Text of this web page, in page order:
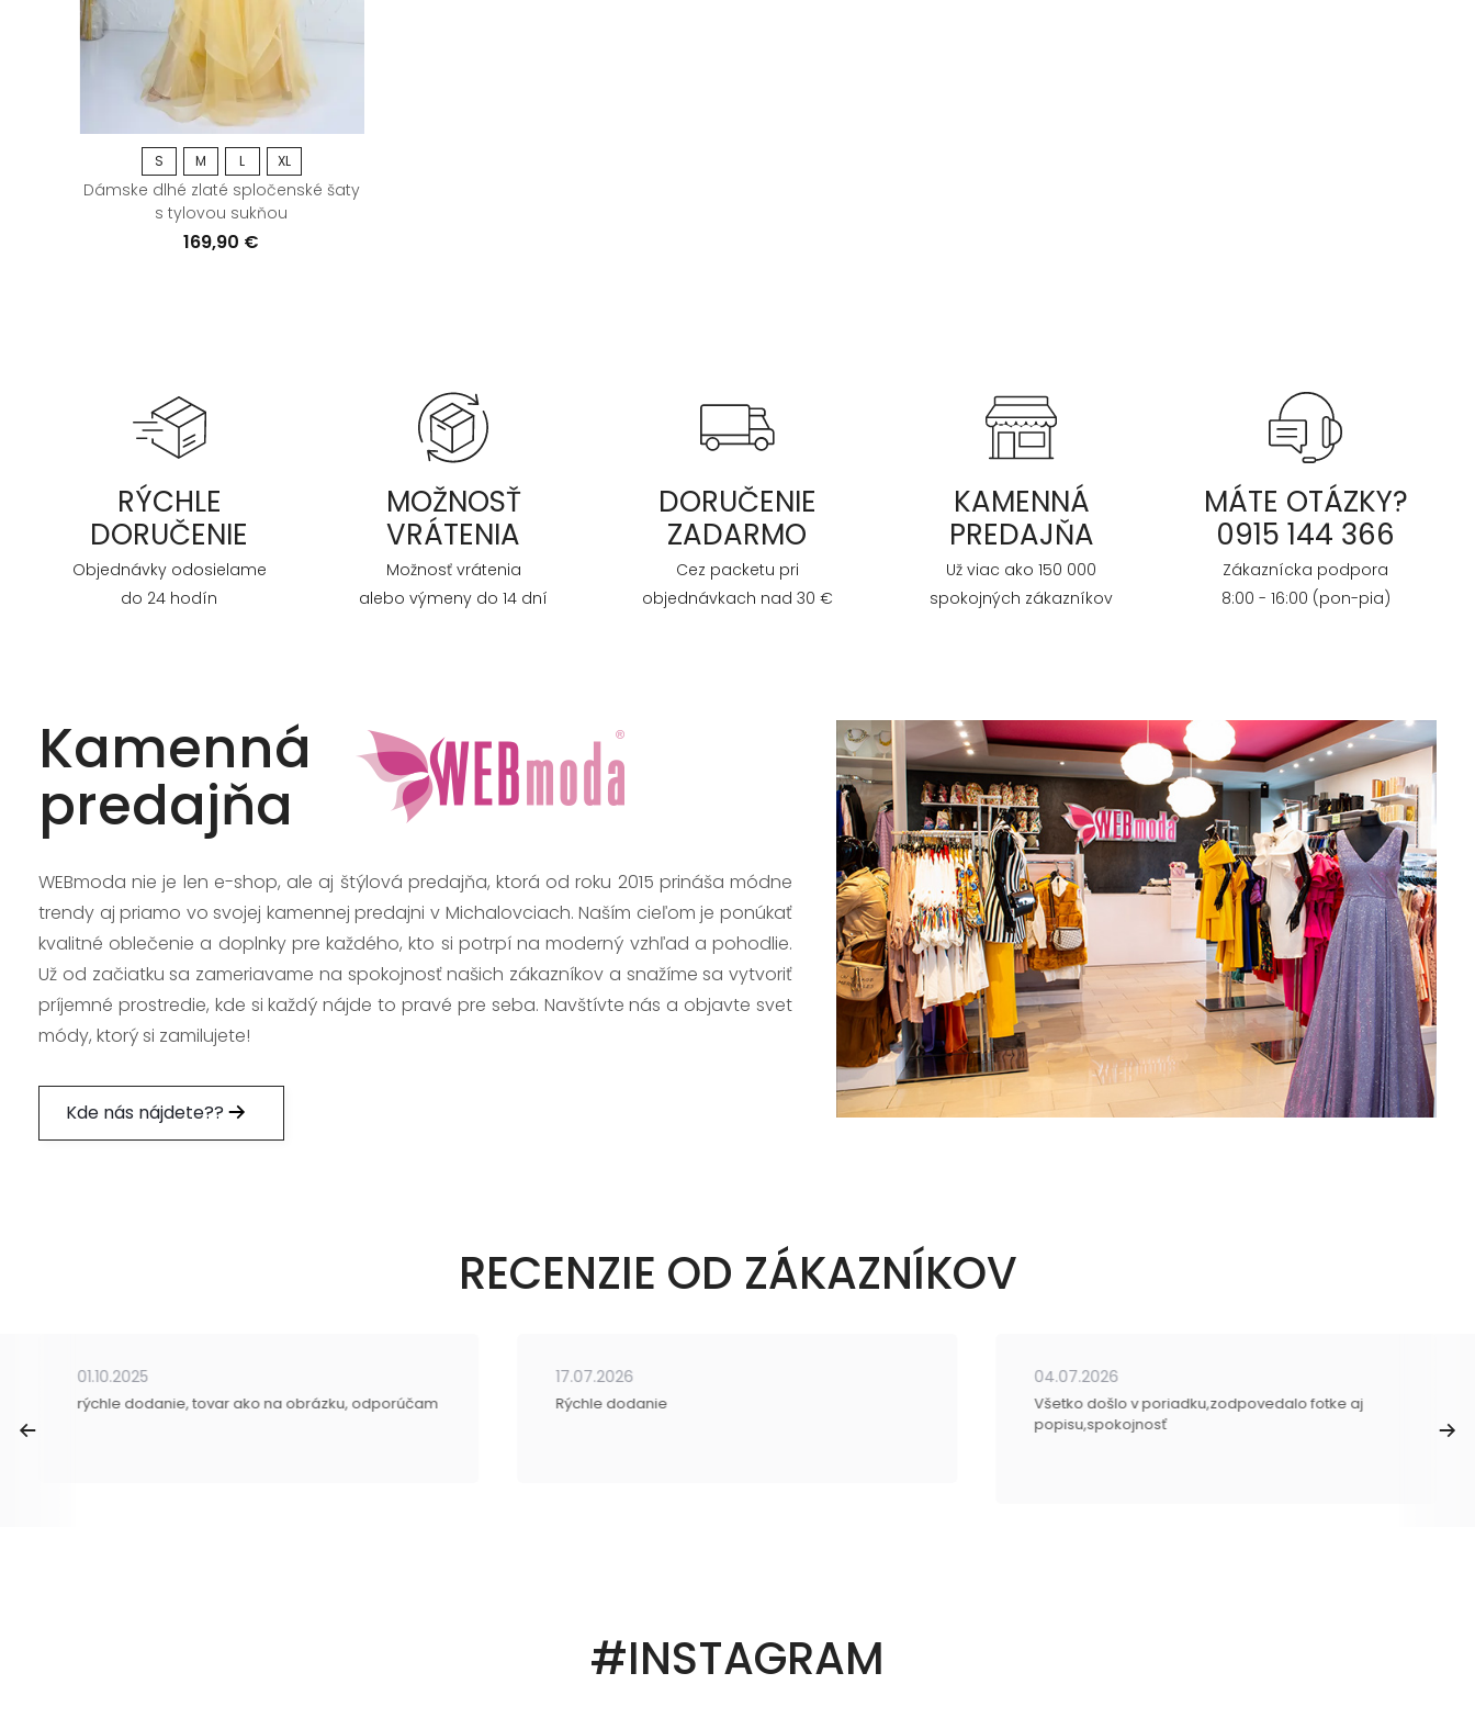
S M L XL
Dámske dlhé zlaté spločenské šaty
s tylovou sukňou
169,90 €
RÝCHLE
DORUČENIE
Objednávky odosielame
do 24 hodín
MOŽNOSŤ
VRÁTENIA
Možnosť vrátenia
alebo výmeny do 14 dní
DORUČENIE
ZADARMO
Cez packetu pri
objednávkach nad 30 €
KAMENNÁ
PREDAJŇA
Už viac ako 150 000
spokojných zákazníkov
MÁTE OTÁZKY?
0915 144 366
Zákaznícka podpora
8:00 - 16:00 (pon-pia)
Kamenná
predajňa
WEBmoda nie je len e-shop, ale aj štýlová predajňa, ktorá od roku 2015 prináša módne
trendy aj priamo vo svojej kamennej predajni v Michalovciach. Naším cieľom je ponúkať
kvalitné oblečenie a doplnky pre každého, kto si potrpí na moderný vzhľad a pohodlie.
Už od začiatku sa zameriavame na spokojnosť našich zákazníkov a snažíme sa vytvoriť
príjemné prostredie, kde si každý nájde to pravé pre seba. Navštívte nás a objavte svet
módy, ktorý si zamilujete!
Kde nás nájdete??
RECENZIE OD ZÁKAZNÍKOV
01.10.2025
rýchle dodanie, tovar ako na obrázku, odporúčam
17.07.2026
Rýchle dodanie
04.07.2026
Všetko došlo v poriadku,zodpovedalo fotke aj
popisu,spokojnosť
#INSTAGRAM